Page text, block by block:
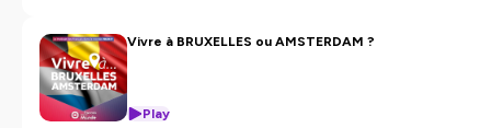
Vivre à BRUXELLES ou AMSTERDAM ?
Play